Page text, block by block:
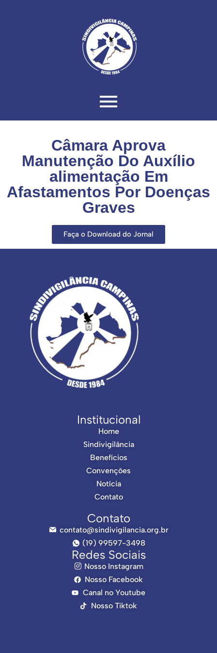
Câmara Aprova
Manutenção Do Auxílio
alimentação Em
Afastamentos Por Doenças
Graves
Faça o Download do Jornal
Institucional
Home
Sindivigilância
Benefícios
Convenções
Notícia
Contato
Contato
contato@sindivigilancia.org.br
(19) 99597-3498
Redes Sociais
Nosso Instagram
Nosso Facebook
Canal no Youtube
Nosso Tiktok